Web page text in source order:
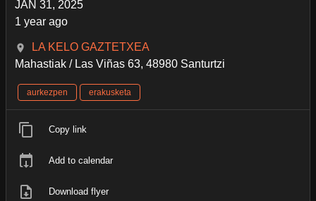
JAN 31, 2025
1 year ago
LA KELO GAZTETXEA
Mahastiak / Las Viñas 63, 48980 Santurtzi
aurkezpen erakusketa
Copy link
Add to calendar
Download flyer